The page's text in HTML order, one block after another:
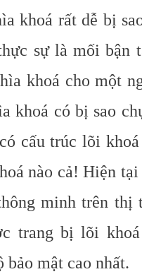
khoá rất dễ bị
sự là mối bận
khoá cho một
khoá có bị sao
cấu trúc lõi
nào cả! Hiện
minh trên thị
trang bị lõi
bảo mật cao nhất.